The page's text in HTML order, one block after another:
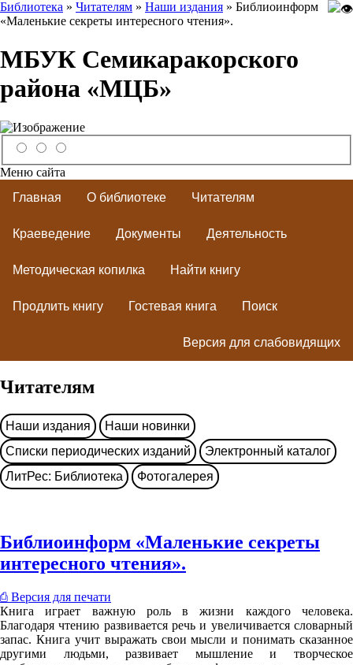
Библиотека » Читателям » Наши издания » Библиоинформ
«Маленькие секреты интересного чтения».
МБУК Семикаракорского
района «МЦБ»
Меню сайта
Главная
О библиотеке Читателям
Краеведение Документы Деятельность
Методическая копилка Найти книгу
Продлить книгу Гостевая книга Поиск
Версия для слабовидящих
Читателям
Наши издания
Наши новинки
Списки периодических изданий
Электронный каталог
ЛитРес: Библиотека
Фотогалерея
Библиоинформ «Маленькие секреты
интересного чтения».
⎙ Версия для печати
Книга играет важную роль в жизни каждого человека.
Благодаря чтению развивается речь и увеличивается словарный
запас. Книга учит выражать свои мысли и понимать сказанное
другими людьми, развивает мышление и творческое